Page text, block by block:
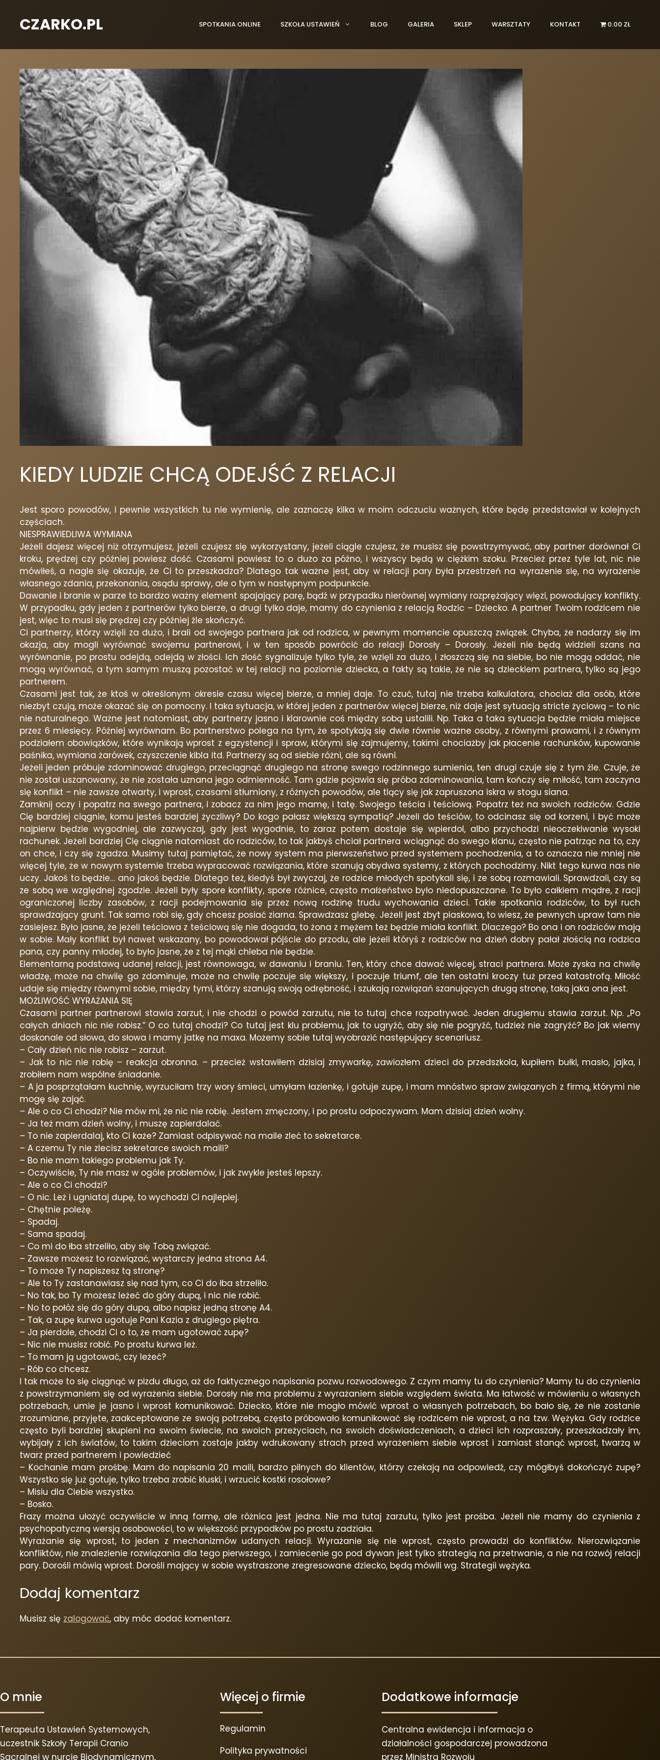
CZARKO.PL SPOTKANIA ONLINE SZKOŁA USTAWIEŃ BLOG GALERIA SKLEP WARSZTATY KONTAKT 0.00 ZŁ
KIEDY LUDZIE CHCĄ ODEJŚĆ Z RELACJI
Jest sporo powodów, i pewnie wszystkich tu nie wymienię, ale zaznaczę kilka w moim odczuciu ważnych, które będę przedstawiał w kolejnych
częściach.
NIESPRAWIEDLIWA WYMIANA
Jeżeli dajesz więcej niż otrzymujesz, jeżeli czujesz się wykorzystany, jeżeli ciągle czujesz, że musisz się powstrzymywać, aby partner dorównał Ci
kroku, prędzej czy później powiesz dość. Czasami powiesz to o dużo za późno, i wszyscy będą w ciężkim szoku. Przecież przez tyle lat, nic nie
mówiłeś, a nagle się okazuje, że Ci to przeszkadza? Dlatego tak ważne jest, aby w relacji pary była przestrzeń na wyrażenie się, na wyrażenie
własnego zdania, przekonania, osądu sprawy, ale o tym w następnym podpunkcie.
Dawanie i branie w parze to bardzo ważny element spajający parę, bądź w przypadku nierównej wymiany rozprężający więzi, powodujący konflikty.
W przypadku, gdy jeden z partnerów tylko bierze, a drugi tylko daje, mamy do czynienia z relacją Rodzic – Dziecko. A partner Twoim rodzicem nie
jest, więc to musi się prędzej czy później źle skończyć.
Ci partnerzy, którzy wzięli za dużo, i brali od swojego partnera jak od rodzica, w pewnym momencie opuszczą związek. Chyba, że nadarzy się im
okazja, aby mogli wyrównać swojemu partnerowi, i w ten sposób powrócić do relacji Dorosły – Dorosły. Jeżeli nie będą widzieli szans na
wyrównanie, po prostu odejdą, odejdą w złości. Ich złość sygnalizuje tylko tyle, że wzięli za dużo, i złoszczą się na siebie, bo nie mogą oddać, nie
mogą wyrównać, a tym samym muszą pozostać w tej relacji na poziomie dziecka, a fakty są takie, że nie są dzieckiem partnera, tylko są jego
partnerem.
Czasami jest tak, że ktoś w określonym okresie czasu więcej bierze, a mniej daje. To czuć, tutaj nie trzeba kalkulatora, chociaż dla osób, które
niezbyt czują, może okazać się on pomocny. I taka sytuacja, w której jeden z partnerów więcej bierze, niż daje jest sytuacją stricte życiową – to nic
nie naturalnego. Ważne jest natomiast, aby partnerzy jasno i klarownie coś między sobą ustalili. Np. Taka a taka sytuacja będzie miała miejsce
przez 6 miesięcy. Później wyrównam. Bo partnerstwo polega na tym, że spotykają się dwie równie ważne osoby, z równymi prawami, i z równym
podziałem obowiązków, które wynikają wprost z egzystencji i spraw, którymi się zajmujemy, takimi chociażby jak płacenie rachunków, kupowanie
paśnika, wymiana żarówek, czyszczenie kibla itd. Partnerzy są od siebie różni, ale są równi.
Jeżeli jeden próbuje zdominować drugiego, przeciągnąć drugiego na stronę swego rodzinnego sumienia, ten drugi czuje się z tym źle. Czuje, że
nie został uszanowany, że nie została uznana jego odmienność. Tam gdzie pojawia się próba zdominowania, tam kończy się miłość, tam zaczyna
się konflikt – nie zawsze otwarty, i wprost, czasami stłumiony, z różnych powodów, ale tlący się jak zapruszona iskra w stogu siana.
Zamknij oczy i popatrz na swego partnera, i zobacz za nim jego mamę, i tatę. Swojego teścia i teściową. Popatrz też na swoich rodziców. Gdzie
Cię bardziej ciągnie, komu jesteś bardziej życzliwy? Do kogo pałasz większą sympatią? Jeżeli do teściów, to odcinasz się od korzeni, i być może
najpierw będzie wygodniej, ale zazwyczaj, gdy jest wygodnie, to zaraz potem dostaje się wpierdol, albo przychodzi nieoczekiwanie wysoki
rachunek. Jeżeli bardziej Cię ciągnie natomiast do rodziców, to tak jakbyś chciał partnera wciągnąć do swego klanu, często nie patrząc na to, czy
on chce, i czy się zgadza. Musimy tutaj pamiętać, że nowy system ma pierwszeństwo przed systemem pochodzenia, a to oznacza nie mniej nie
więcej tyle, że w nowym systemie trzeba wypracować rozwiązania, które szanują obydwa systemy, z których pochodzimy. Nikt tego kurwa nas nie
uczy. Jakoś to będzie… ano jakoś będzie. Dlatego też, kiedyś był zwyczaj, że rodzice młodych spotykali się, i ze sobą rozmawiali. Sprawdzali, czy są
ze sobą we względnej zgodzie. Jeżeli były spore konflikty, spore różnice, często małżeństwo było niedopuszczane. To było całkiem mądre, z racji
ograniczonej liczby zasobów, z racji podejmowania się przez nową rodzinę trudu wychowania dzieci. Takie spotkania rodziców, to był ruch
sprawdzający grunt. Tak samo robi się, gdy chcesz posiać ziarna. Sprawdzasz glebę. Jeżeli jest zbyt piaskowa, to wiesz, że pewnych upraw tam nie
zasiejesz. Było jasne, że jeżeli teściowa z teściową się nie dogada, to żona z mężem też będzie miała konflikt. Dlaczego? Bo ona i on rodziców mają
w sobie. Mały konflikt był nawet wskazany, bo powodował pójście do przodu, ale jeżeli któryś z rodziców na dzień dobry pałał złością na rodzica
pana, czy panny młodej, to było jasne, że z tej mąki chleba nie będzie.
Elementarną podstawą udanej relacji, jest równowaga, w dawaniu i braniu. Ten, który chce dawać więcej, straci partnera. Może zyska na chwilę
władzę, może na chwilę go zdominuje, może na chwilę poczuje się większy, i poczuje triumf, ale ten ostatni kroczy tuż przed katastrofą. Miłość
udaje się między równymi sobie, między tymi, którzy szanują swoją odrębność, i szukają rozwiązań szanujących drugą stronę, taką jaka ona jest.
MOŻLIWOŚĆ WYRAŻANIA SIĘ
Czasami partner partnerowi stawia zarzut, i nie chodzi o powód zarzutu, nie to tutaj chce rozpatrywać. Jeden drugiemu stawia zarzut. Np. „Po
całych dniach nic nie robisz.” O co tutaj chodzi? Co tutaj jest klu problemu, jak to ugryźć, aby się nie pogryźć, tudzież nie zagryźć? Bo jak wiemy
doskonale od słowa, do słowa i mamy jatkę na maxa. Możemy sobie tutaj wyobrazić następujący scenariusz.
– Cały dzień nic nie robisz – zarzut.
– Jak to nic nie robię – reakcja obronna. – przecież wstawiłem dzisiaj zmywarkę, zawiozłem dzieci do przedszkola, kupiłem bułki, masło, jajka, i
zrobiłem nam wspólne śniadanie.
– A ja posprzątałam kuchnię, wyrzuciłam trzy wory śmieci, umyłam łazienkę, i gotuje zupę, i mam mnóstwo spraw związanych z firmą, którymi nie
mogę się zająć.
– Ale o co Ci chodzi? Nie mów mi, że nic nie robię. Jestem zmęczony, i po prostu odpoczywam. Mam dzisiaj dzień wolny.
– Ja też mam dzień wolny, i muszę zapierdalać.
– To nie zapierdalaj, kto Ci każe? Zamiast odpisywać na maile zleć to sekretarce.
– A czemu Ty nie zlecisz sekretarce swoich maili?
– Bo nie mam takiego problemu jak Ty.
– Oczywiście, Ty nie masz w ogóle problemów, i jak zwykle jesteś lepszy.
– Ale o co Ci chodzi?
– O nic. Leż i ugniataj dupę, to wychodzi Ci najlepiej.
– Chętnie poleżę.
– Spadaj.
– Sama spadaj.
– Co mi do łba strzeliło, aby się Tobą związać.
– Zawsze możesz to rozwiązać, wystarczy jedna strona A4.
– To może Ty napiszesz tą stronę?
– Ale to Ty zastanawiasz się nad tym, co Ci do łba strzeliło.
– No tak, bo Ty możesz leżeć do góry dupą, i nic nie robić.
– No to połóż się do góry dupą, albo napisz jedną stronę A4.
– Tak, a zupę kurwa ugotuje Pani Kazia z drugiego piętra.
– Ja pierdole, chodzi Ci o to, że mam ugotować zupę?
– Nic nie musisz robić. Po prostu kurwa leż.
– To mam ją ugotować, czy leżeć?
– Rób co chcesz.
I tak może to się ciągnąć w pizdu długo, aż do faktycznego napisania pozwu rozwodowego. Z czym mamy tu do czynienia? Mamy tu do czynienia
z powstrzymaniem się od wyrażenia siebie. Dorosły nie ma problemu z wyrażaniem siebie względem świata. Ma łatwość w mówieniu o własnych
potrzebach, umie je jasno i wprost komunikować. Dziecko, które nie mogło mówić wprost o własnych potrzebach, bo bało się, że nie zostanie
zrozumiane, przyjęte, zaakceptowane ze swoją potrzebą, często próbowało komunikować się rodzicem nie wprost, a na tzw. Wężyka. Gdy rodzice
często byli bardziej skupieni na swoim świecie, na swoich przeżyciach, na swoich doświadczeniach, a dzieci ich rozpraszały, przeszkadzały im,
wybijały z ich światów, to takim dzieciom zostaje jakby wdrukowany strach przed wyrażeniem siebie wprost i zamiast stanąć wprost, twarzą w
twarz przed partnerem i powiedzieć
– Kochanie mam prośbę. Mam do napisania 20 maili, bardzo pilnych do klientów, którzy czekają na odpowiedź, czy mógłbyś dokończyć zupę?
Wszystko się już gotuje, tylko trzeba zrobić kluski, i wrzucić kostki rosołowe?
– Misiu dla Ciebie wszystko.
– Bosko.
Frazy można ułożyć oczywiście w inną formę, ale różnica jest jedna. Nie ma tutaj zarzutu, tylko jest prośba. Jeżeli nie mamy do czynienia z
psychopatyczną wersją osobowości, to w większość przypadków po prostu zadziała.
Wyrażanie się wprost, to jeden z mechanizmów udanych relacji. Wyrażanie się nie wprost, często prowadzi do konfliktów. Nierozwiązanie
konfliktów, nie znalezienie rozwiązania dla tego pierwszego, i zamiecenie go pod dywan jest tylko strategią na przetrwanie, a nie na rozwój relacji
pary. Dorośli mówią wprost. Dorośli mający w sobie wystraszone zregresowane dziecko, będą mówili wg. Strategii wężyka.
Dodaj komentarz
Musisz się zalogować, aby móc dodać komentarz.
O mnie
Terapeuta Ustawień Systemowych,
uczestnik Szkoły Terapii Cranio
Sacralnej w nurcie Biodynamicznym,
Więcej o firmie
Regulamin
Polityka prywatności
Dodatkowe informacje
Centralna ewidencja i informacja o
działalności gospodarczej prowadzona
przez Ministra Rozwoju